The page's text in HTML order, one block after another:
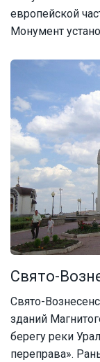
европейской
Монумент
Свято-
Свято-
зданий
берегу реки
переправа».